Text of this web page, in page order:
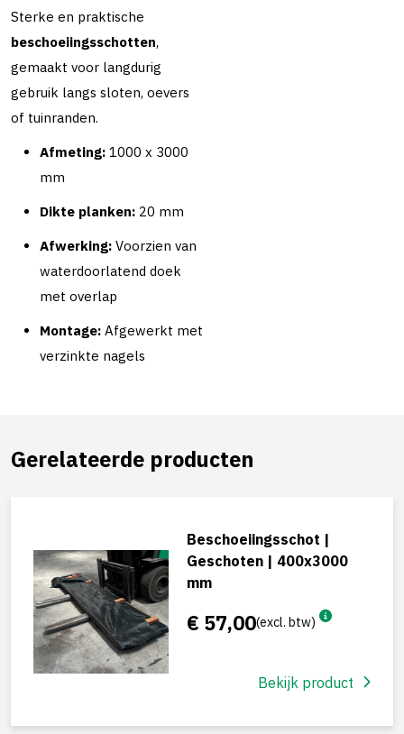
Sterke en praktische
beschoeiingsschotten,
gemaakt voor langdurig
gebruik langs sloten, oevers
of tuinranden.
Afmeting: 1000 x 3000
mm
Dikte planken: 20 mm
Afwerking: Voorzien van
waterdoorlatend doek
met overlap
Montage: Afgewerkt met
verzinkte nagels
Gerelateerde producten
Beschoeiingsschot |
Geschoten | 400x3000
mm
€ 57,00(excl. btw)
Bekijk product